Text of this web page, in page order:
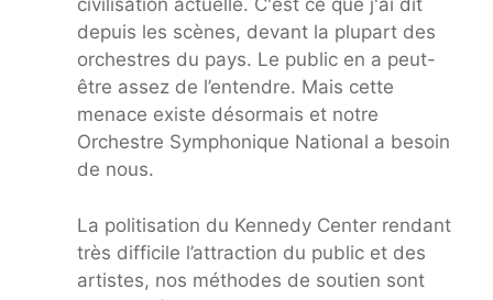
civilisation actuelle. C'est ce que j'ai dit
depuis les scènes, devant la plupart des
orchestres du pays. Le public en a peut-
être assez de l’entendre. Mais cette
menace existe désormais et notre
Orchestre Symphonique National a besoin
de nous.
La politisation du Kennedy Center rendant
très difficile l’attraction du public et des
artistes, nos méthodes de soutien sont